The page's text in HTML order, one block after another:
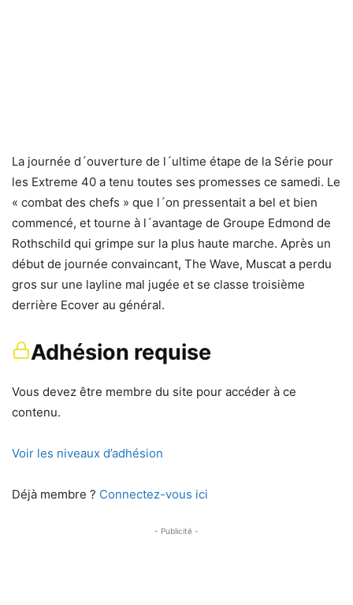
La journée d´ouverture de l´ultime étape de la Série pour
les Extreme 40 a tenu toutes ses promesses ce samedi. Le
« combat des chefs » que l´on pressentait a bel et bien
commencé, et tourne à l´avantage de Groupe Edmond de
Rothschild qui grimpe sur la plus haute marche. Après un
début de journée convaincant, The Wave, Muscat a perdu
gros sur une layline mal jugée et se classe troisième
derrière Ecover au général.
Adhésion requise
Vous devez être membre du site pour accéder à ce
contenu.
Voir les niveaux d’adhésion
Déjà membre ? Connectez-vous ici
- Publicité -